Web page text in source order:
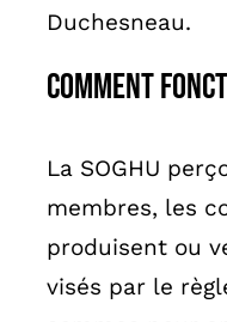
Duchesneau.
Comment
La SOGHU
membres, les
produisent ou
visés par le